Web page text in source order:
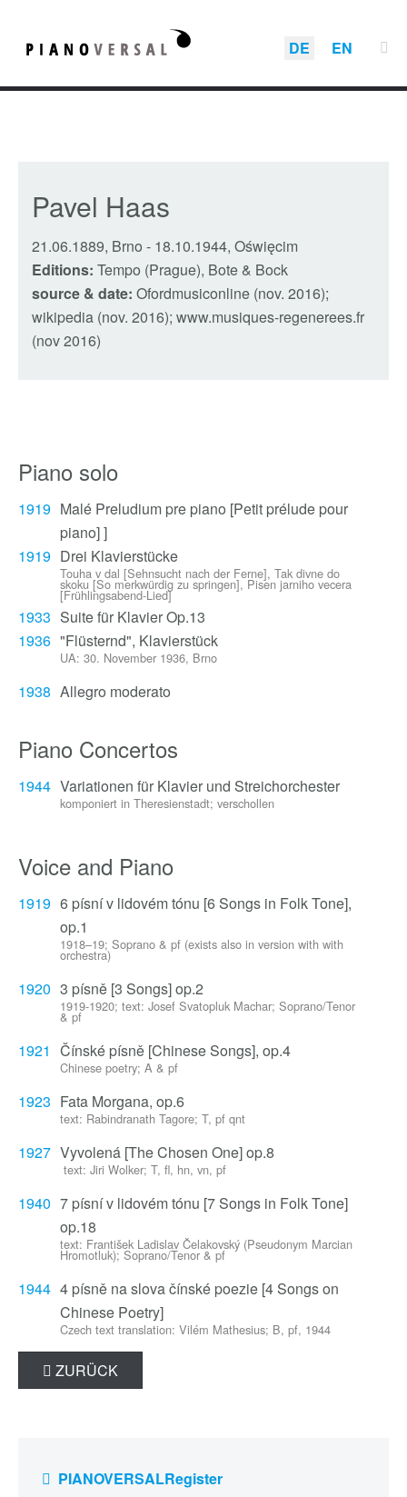
DE EN
Pavel Haas
21.06.1889, Brno - 18.10.1944, Oświęcim
Editions: Tempo (Prague), Bote & Bock
source & date: Ofordmusiconline (nov. 2016);
wikipedia (nov. 2016); www.musiques-regenerees.fr
(nov 2016)
Piano solo
1919 Malé Preludium pre piano [Petit prélude pour
piano] ]
1919 Drei Klavierstücke
Touha v dal [Sehnsucht nach der Ferne], Tak divne do
skoku [So merkwürdig zu springen], Pisen jarniho vecera
[Frühlingsabend-Lied]
1933 Suite für Klavier Op.13
1936 "Flüsternd", Klavierstück
UA: 30. November 1936, Brno
1938 Allegro moderato
Piano Concertos
1944 Variationen für Klavier und Streichorchester
komponiert in Theresienstadt; verschollen
Voice and Piano
1919 6 písní v lidovém tónu [6 Songs in Folk Tone],
op.1
1918–19; Soprano & pf (exists also in version with with
orchestra)
1920 3 písně [3 Songs] op.2
1919-1920; text: Josef Svatopluk Machar; Soprano/Tenor
& pf
1921 Čínské písně [Chinese Songs], op.4
Chinese poetry; A & pf
1923 Fata Morgana, op.6
text: Rabindranath Tagore; T, pf qnt
1927 Vyvolená [The Chosen One] op.8
text: Jiri Wolker; T, fl, hn, vn, pf
1940 7 písní v lidovém tónu [7 Songs in Folk Tone]
op.18
text: František Ladislav Čelakovský (Pseudonym Marcian
Hromotluk); Soprano/Tenor & pf
1944 4 písně na slova čínské poezie [4 Songs on
Chinese Poetry]
Czech text translation: Vilém Mathesius; B, pf, 1944
ZURÜCK
PIANOVERSALRegister